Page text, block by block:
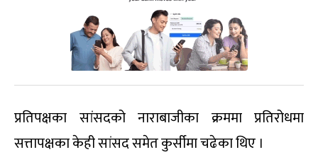
प्रतिपक्षका सांसदको नाराबाजीका क्रममा प्रतिरोधमा
सत्तापक्षका केही सांसद समेत कुर्सीमा चढेका थिए ।